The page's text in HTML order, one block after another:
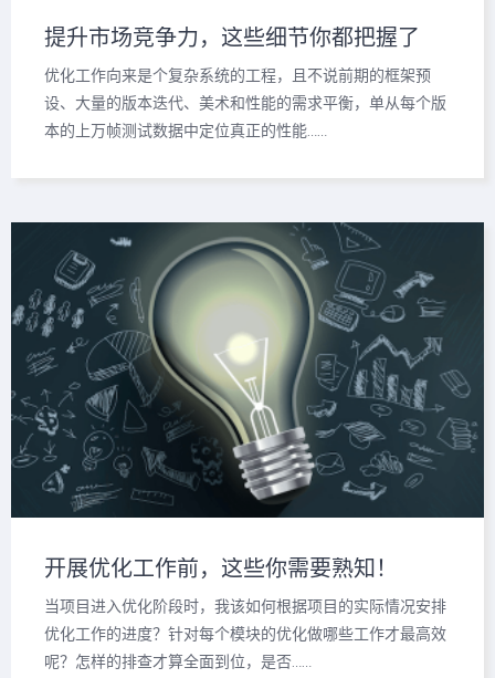
提升市场竞争力，这些细节你都把握了
吗？
优化工作向来是个复杂系统的工程，且不说前期的框架预
设、大量的版本迭代、美术和性能的需求平衡，单从每个版
本的上万帧测试数据中定位真正的性能……
开展优化工作前，这些你需要熟知！
当项目进入优化阶段时，我该如何根据项目的实际情况安排
优化工作的进度？针对每个模块的优化做哪些工作才最高效
呢？怎样的排查才算全面到位，是否……